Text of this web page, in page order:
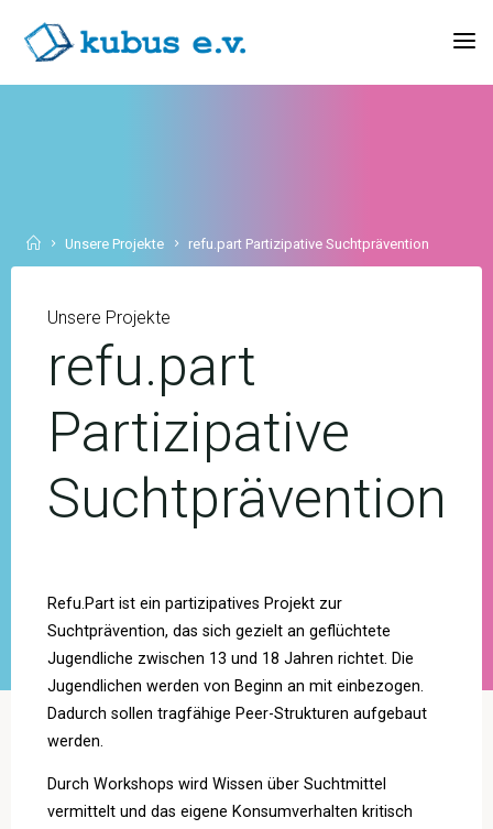
content
HomeUnsere Projekte refu.part Partizipative Suchtprävention
Unsere Projekte
refu.part
Partizipative
Suchtprävention
Refu.Part ist ein partizipatives Projekt zur
Suchtprävention, das sich gezielt an geflüchtete
Jugendliche zwischen 13 und 18 Jahren richtet. Die
Jugendlichen werden von Beginn an mit einbezogen.
Dadurch sollen tragfähige Peer-Strukturen aufgebaut
werden.
Durch Workshops wird Wissen über Suchtmittel
vermittelt und das eigene Konsumverhalten kritisch